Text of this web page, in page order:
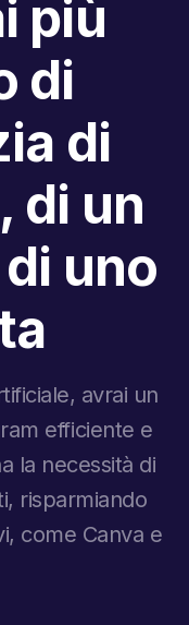
più
di
di
di un
uno
avrai un
efficiente e
la necessità di
risparmiando
come Canva e